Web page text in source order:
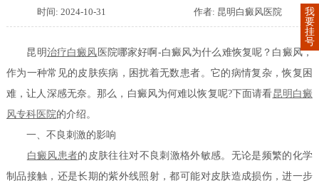
时间: 2024-10-31 作者: 昆明白癜风医院
昆明治疗白癜风 医院哪家好啊-白癜风为什么难恢复呢？白癜风，
作为一种常见的皮肤疾病，困扰着无数患者。它的病情复杂，恢复困
难，让人深感无奈。那么，白癜风为何难以恢复呢?下面请看昆明白癜
风专科医院的介绍。
一、不良刺激的影响
白癜风患者的皮肤往往对不良刺激格外敏感。无论是频繁的化学
制品接触，还是长期的紫外线照射，都可能对皮肤造成损伤，进一步
我
要
挂
号